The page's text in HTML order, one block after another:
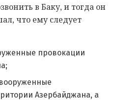
в Баку, и тогда он
что ему следует
провокации
Азербайджана, а